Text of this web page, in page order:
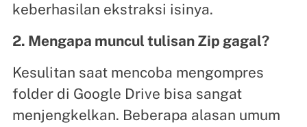
keberhasilan ekstraksi isinya.
2. Mengapa muncul tulisan Zip gagal?
Kesulitan saat mencoba mengompres
folder di Google Drive bisa sangat
menjengkelkan. Beberapa alasan umum